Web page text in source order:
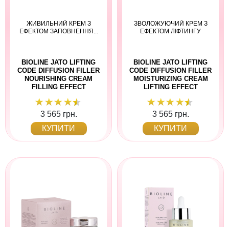
ЖИВИЛЬНИЙ КРЕМ З
ЕФЕКТОМ ЗАПОВНЕННЯ...
BIOLINE JATO LIFTING
CODE DIFFUSION FILLER
NOURISHING CREAM
FILLING EFFECT
3 565 грн.
КУПИТИ
ЗВОЛОЖУЮЧИЙ КРЕМ З
ЕФЕКТОМ ЛІФТИНГУ
BIOLINE JATO LIFTING
CODE DIFFUSION FILLER
MOISTURIZING CREAM
LIFTING EFFECT
3 565 грн.
КУПИТИ